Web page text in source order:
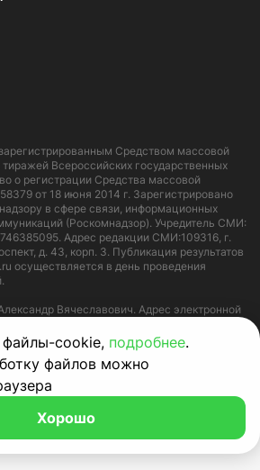
cookie, подробнее.
файлов можно
Хорошо
Средством массовой
Всероссийских государственных
о регистрации Средства массовой
от 18 июня 2014 г. Зарегистрировано
в сфере связи, информационных
(Роскомнадзор). Учредитель СМИ:
Адрес редакции СМИ:109316, г.
д. 43, корп. 3. Публикация результатов
осуществляется в день проведения
Вячеславович. Адрес электронной
персональных данных Правила Cookie